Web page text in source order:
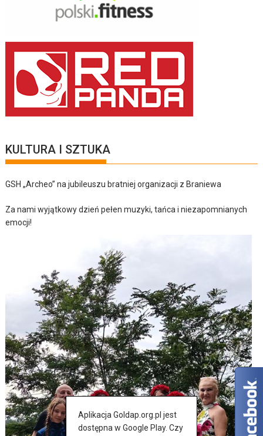
KULTURA I SZTUKA
GSH „Archeo” na jubileuszu bratniej organizacji z Braniewa
Za nami wyjątkowy dzień pełen muzyki, tańca i niezapomnianych
emocji!
Aplikacja Goldap.org.pl jest
dostępna w Google Play. Czy